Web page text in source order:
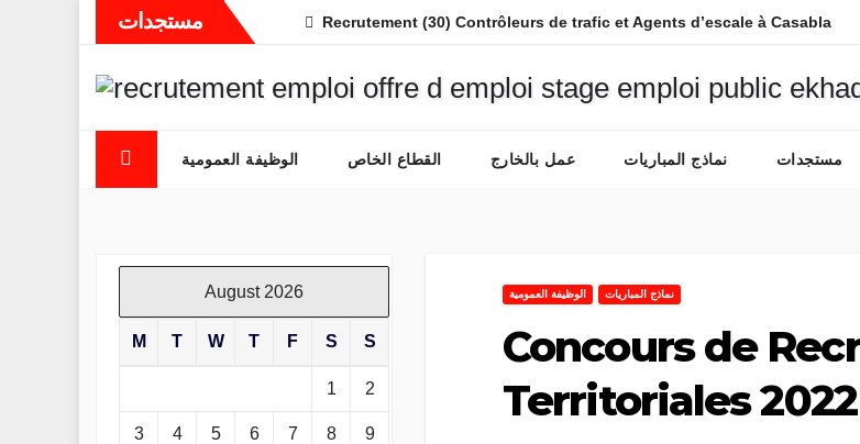
مستجدات Recrutement (30) Contrôleurs de trafic et Agents d’escale à
الوظيفة العمومية القطاع الخاص عمل بالخارج نماذج المباريات مستجدات
August 2026
M T W T F S S
1 2
3 4 5 6 7 8 9
الوظيفة العمومية نماذج المباريات
Concours de
Territoriales 2022